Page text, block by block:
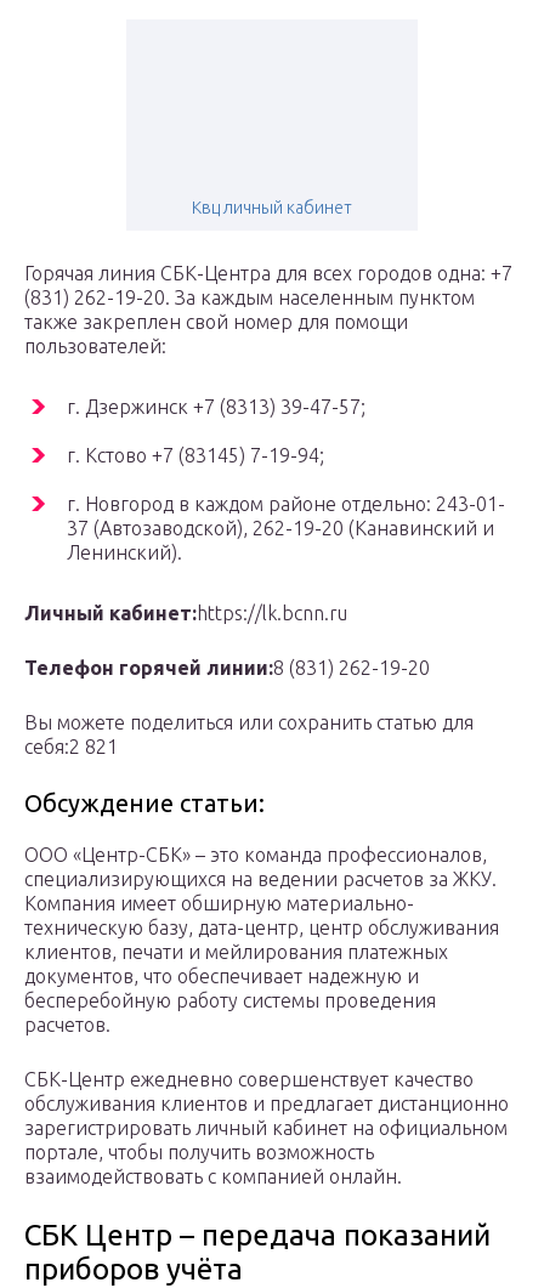
Квц личный кабинет
Горячая линия СБК-Центра для всех городов одна: +7
(831) 262-19-20. За каждым населенным пунктом
также закреплен свой номер для помощи
пользователей:
г. Дзержинск +7 (8313) 39-47-57;
г. Кстово +7 (83145) 7-19-94;
г. Новгород в каждом районе отдельно: 243-01-
37 (Автозаводской), 262-19-20 (Канавинский и
Ленинский).
Личный кабинет:https://lk.bcnn.ru
Телефон горячей линии:8 (831) 262-19-20
Вы можете поделиться или сохранить статью для
себя:2 821
Обсуждение статьи:
ООО «Центр-СБК» – это команда профессионалов,
специализирующихся на ведении расчетов за ЖКУ.
Компания имеет обширную материально-
техническую базу, дата-центр, центр обслуживания
клиентов, печати и мейлирования платежных
документов, что обеспечивает надежную и
бесперебойную работу системы проведения
расчетов.
СБК-Центр ежедневно совершенствует качество
обслуживания клиентов и предлагает дистанционно
зарегистрировать личный кабинет на официальном
портале, чтобы получить возможность
взаимодействовать с компанией онлайн.
СБК Центр – передача показаний
приборов учёта